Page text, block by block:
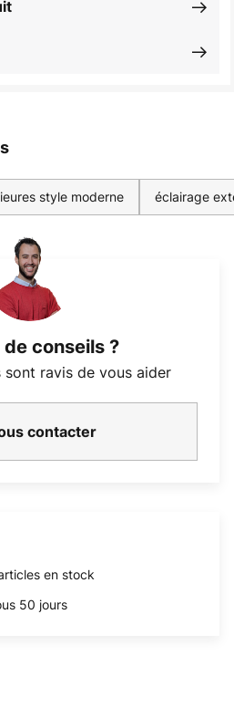
style moderne éclairage
de conseils ?
sont ravis de vous aider
contacter
en stock
50 jours